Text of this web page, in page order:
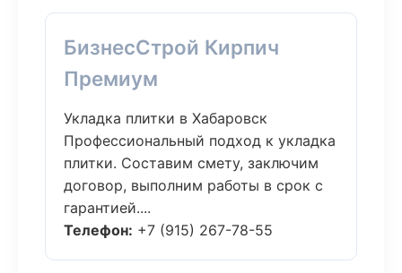
БизнесСтрой Кирпич
Премиум
Укладка плитки в Хабаровск
Профессиональный подход к укладка
плитки. Составим смету, заключим
договор, выполним работы в срок с
гарантией....
Телефон: +7 (915) 267-78-55